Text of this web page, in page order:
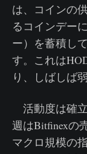
は、コインの
るコインデー
ー）を蓄積し
す。これは
り、しばしば
活動度は確
週はBitfinexの
マクロ規模の